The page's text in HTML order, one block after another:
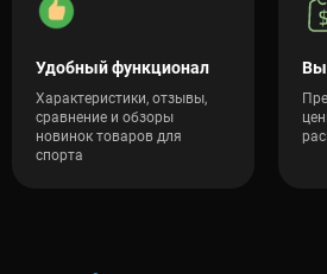
Удобный функционал
Характеристики, отзывы,
сравнение и обзоры
новинок товаров для
спорта